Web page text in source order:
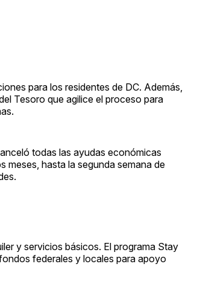
para los residentes de DC. Además,
Tesoro que agilice el proceso para
todas las ayudas económicas
meses, hasta la segunda semana de
y servicios básicos. El programa Stay
federales y locales para apoyo